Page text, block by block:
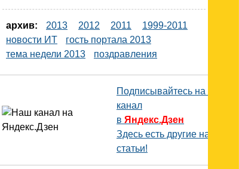
архив: 2013 2012 2011
1999-2011
новости ИТ
гость портала 2013
тема недели 2013
поздравления
Подписывайтесь на наш
канал
в Яндекс.Дзен
Здесь есть другие наши
статьи!